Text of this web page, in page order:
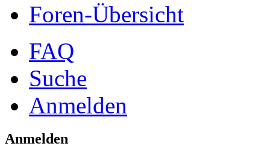
Foren-Übersicht
FAQ
Suche
Anmelden
Anmelden